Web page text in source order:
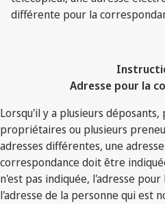
différente pour la
Adresse pour la
Lorsqu'il y a plusieurs déposants,
propriétaires ou plusieurs
adresses différentes, une
correspondance doit être
n'est pas indiquée, l'adresse
l'adresse de la personne qui est